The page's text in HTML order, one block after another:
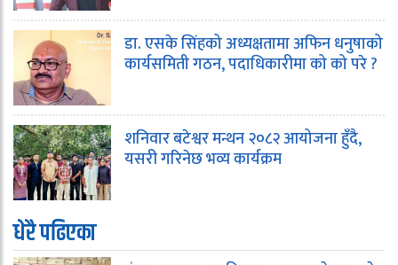
डा. एसके सिंहको अध्यक्षतामा अफिन धनुषाको
कार्यसमिती गठन, पदाधिकारीमा को को परे ?
शनिवार बटेश्वर मन्थन २०८२ आयोजना हुँदै,
यसरी गरिनेछ भव्य कार्यक्रम
धेरै पढिएका